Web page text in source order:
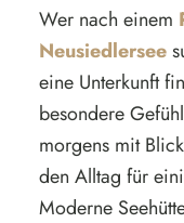
Wer nach einem
Neusiedlersee
eine Unterkunft
besondere
morgens mit
den Alltag für
Moderne